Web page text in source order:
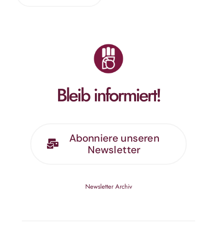
Bleib informiert!
Abonniere unseren
Newsletter
Newsletter Archiv